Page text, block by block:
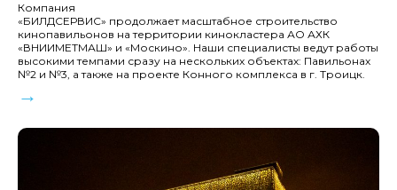
Компания
«БИЛДСЕРВИС» продолжает масштабное строительство
кинопавильонов на территории кинокластера АО АХК
«ВНИИМЕТМАШ» и «Москино». Наши специалисты ведут работы
высокими темпами сразу на нескольких объектах: Павильонах
№2 и №3, а также на проекте Конного комплекса в г. Троицк.
→